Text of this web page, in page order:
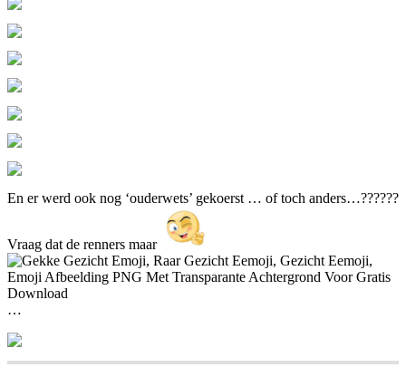
En er werd ook nog ‘ouderwets’ gekoerst … of toch anders…??????
Vraag dat de renners maar
…